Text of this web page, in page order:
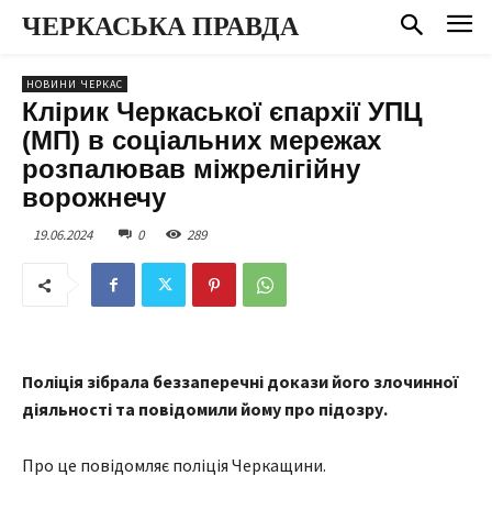
ЧЕРКАСЬКА ПРАВДА
НОВИНИ ЧЕРКАС
Клірик Черкаської єпархії УПЦ
(МП) в соціальних мережах
розпалював міжрелігійну
ворожнечу
19.06.2024 0 289
Поліція зібрала беззаперечні докази його злочинної
діяльності та повідомили йому про підозру.
Про це повідомляє поліція Черкащини.